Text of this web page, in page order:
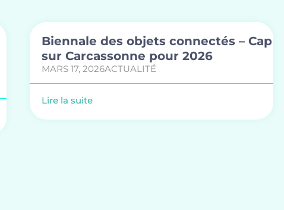
Biennale des objets connectés – Cap
sur Carcassonne pour 2026
MARS 17, 2026ACTUALITÉ
Lire la suite